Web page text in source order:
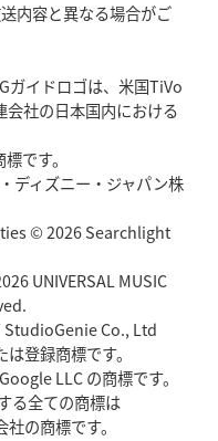
埼玉WKの基礎築く
別からノーマルへ」が最終
は10年いた自分のホーム」
内容と異なる場合がご
ガイドロゴは、米国TiVo
社の日本国内における
です。
ディズニー・ジャパン株
© 2026 Searchlight
UNIVERSAL MUSIC
Co., Ltd
登録商標です。
LLC の商標です。
る全ての商標は
の商標です。